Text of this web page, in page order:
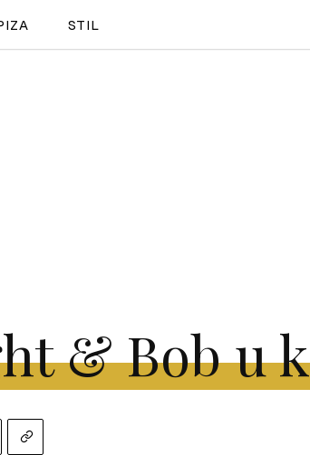
STIL
& Bob u